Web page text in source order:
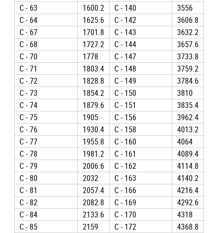
C - 63
1600.2 C - 140
3556
C - 64
1625.6 C - 142
3606.8
C - 67
1701.8 C - 143
3632.2
C - 68
1727.2 C - 144
3657.6
C - 70
1778 C - 147
3733.8
C - 71
1803.4 C - 148
3759.2
C - 72
1828.8 C - 149
3784.6
C - 73
1854.2 C - 150
3810
C - 74
1879.6 C - 151
3835.4
C - 75
1905 C - 156
3962.4
C - 76
1930.4 C - 158
4013.2
C - 77
1955.8 C - 160
4064
C - 78
1981.2 C - 161
4089.4
C - 79
2006.6 C - 162
4114.8
C - 80
2032 C - 163
4140.2
C - 81
2057.4 C - 166
4216.4
C - 82
2082.8 C - 169
4292.6
C - 84
2133.6 C - 170
4318
C - 85
2159 C - 172
4368.8